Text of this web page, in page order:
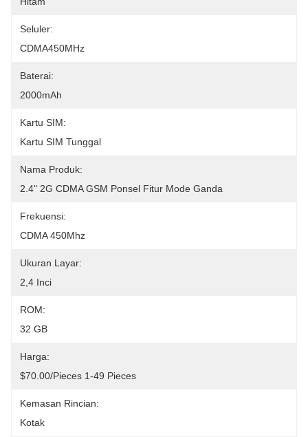
Seluler:
CDMA450MHz
Baterai:
2000mAh
Kartu SIM:
Kartu SIM Tunggal
Nama Produk:
2.4" 2G CDMA GSM Ponsel Fitur Mode Ganda
Frekuensi:
CDMA 450Mhz
Ukuran Layar:
2,4 Inci
ROM:
32 GB
Harga:
$70.00/pieces 1-49 Pieces
Kemasan Rincian:
Kotak